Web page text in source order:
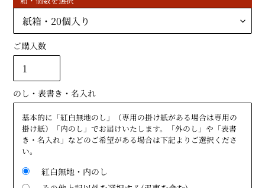
ご購入数
のし・表書き・名入れ
基本的に「紅白無地のし」（専用の掛け紙がある場合は専用の
掛け紙）「内のし」でお届けいたします。「外のし」や「表書
き・名入れ」などのご希望がある場合は下記よりご選択くださ
い。
紅白無地・内のし